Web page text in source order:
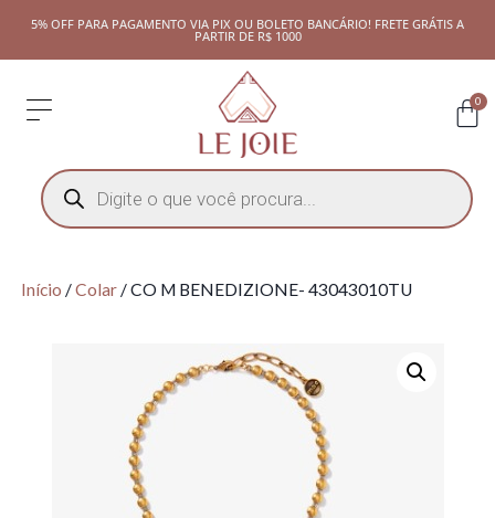
5% OFF PARA PAGAMENTO VIA PIX OU BOLETO BANCÁRIO! FRETE GRÁTIS A
PARTIR DE R$ 1000
0
Início /Colar/ CO M BENEDIZIONE- 43043010TU